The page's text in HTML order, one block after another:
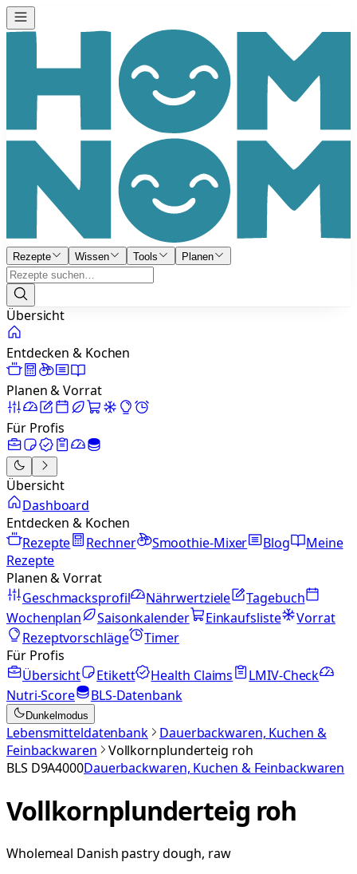
Rezepte Wissen Tools Planen
Übersicht
Entdecken & Kochen
Planen & Vorrat
Für Profis
Übersicht
Dashboard
Entdecken & Kochen
Rezepte
Rechner Smoothie-Mixer Blog
Meine
Rezepte
Planen & Vorrat
Geschmacksprofil
Nährwertziele
Tagebuch
Wochenplan
Saisonkalender Einkaufsliste
Vorrat
Rezeptvorschläge
Timer
Für Profis
Übersicht
Etikett Health Claims
LMIV-Check
Nutri-Score
BLS-Datenbank
Dunkelmodus
Lebensmitteldatenbank
Dauerbackwaren, Kuchen &
Feinbackwaren
Vollkornplunderteig roh
BLS D9A4000Dauerbackwaren, Kuchen & Feinbackwaren
Vollkornplunderteig roh
Wholemeal Danish pastry dough, raw